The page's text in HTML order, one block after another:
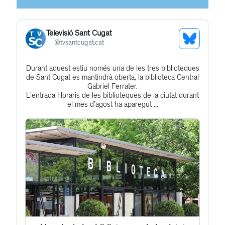
Televisió Sant Cugat
@tvsantcugat.cat
See
Profile
Get
to
this
post
Durant aquest estiu només una de les tres biblioteques
de Sant Cugat es mantindrà oberta, la biblioteca Central
Gabriel Ferrater.
L'entrada Horaris de les biblioteques de la ciutat durant
el mes d’agost ha aparegut ...